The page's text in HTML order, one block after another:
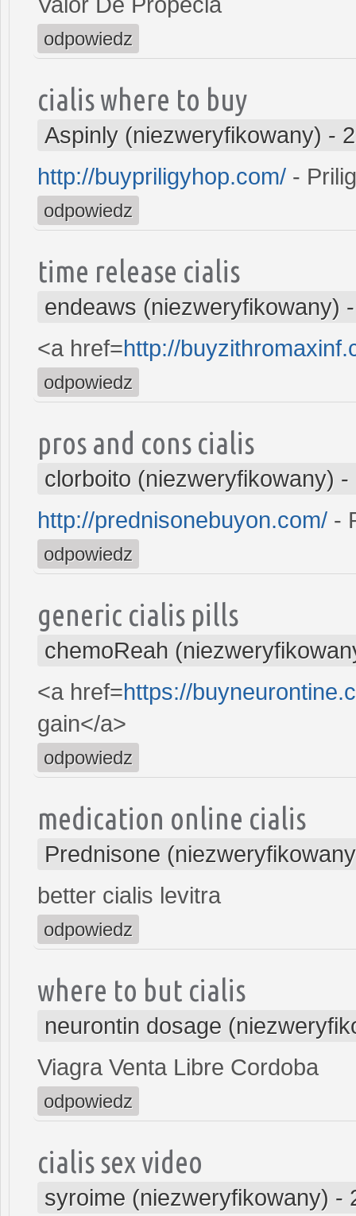
odpowiedz
cialis where to buy
Aspinly (niezweryfikowany) -
http://buypriligyhop.com/ -
odpowiedz
time release cialis
endeaws (niezweryfikowany)
<a href=http://
odpowiedz
pros and cons cialis
clorboito (niezweryfikowany) -
http://prednisonebuyon.com/ -
odpowiedz
generic cialis pills
chemoReah
<a href=https://
gain</a>
odpowiedz
medication online cialis
Prednisone
better cialis levitra
odpowiedz
where to but cialis
neurontin dosage
Viagra Venta Libre Cordoba
odpowiedz
cialis sex video
syroime (niezweryfikowany) -